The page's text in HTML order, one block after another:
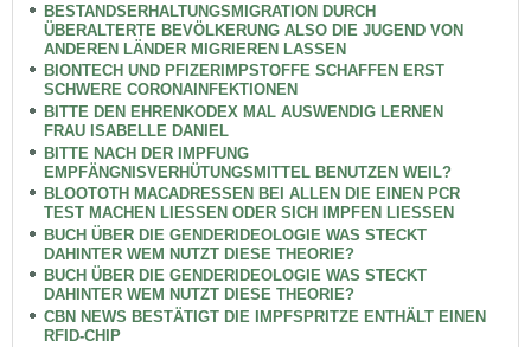
BESTANDSERHALTUNGSMIGRATION DURCH
ÜBERALTERTE BEVÖLKERUNG ALSO DIE JUGEND VON
ANDEREN LÄNDER MIGRIEREN LASSEN
BIONTECH UND PFIZERIMPSTOFFE SCHAFFEN ERST
SCHWERE CORONAINFEKTIONEN
BITTE DEN EHRENKODEX MAL AUSWENDIG LERNEN
FRAU ISABELLE DANIEL
BITTE NACH DER IMPFUNG
EMPFÄNGNISVERHÜTUNGSMITTEL BENUTZEN WEIL?
BLOOTOTH MACADRESSEN BEI ALLEN DIE EINEN PCR
TEST MACHEN LIESSEN ODER SICH IMPFEN LIESSEN
BUCH ÜBER DIE GENDERIDEOLOGIE WAS STECKT
DAHINTER WEM NUTZT DIESE THEORIE?
BUCH ÜBER DIE GENDERIDEOLOGIE WAS STECKT
DAHINTER WEM NUTZT DIESE THEORIE?
CBN NEWS BESTÄTIGT DIE IMPFSPRITZE ENTHÄLT EINEN
RFID-CHIP